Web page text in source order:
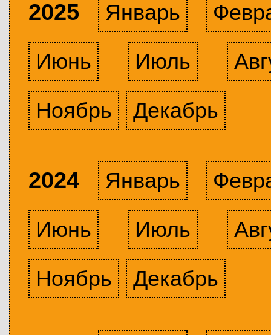
2025 Январь
Июнь
Июль
Ноябрь
Декабрь
2024 Январь
Июнь
Июль
Ноябрь
Декабрь